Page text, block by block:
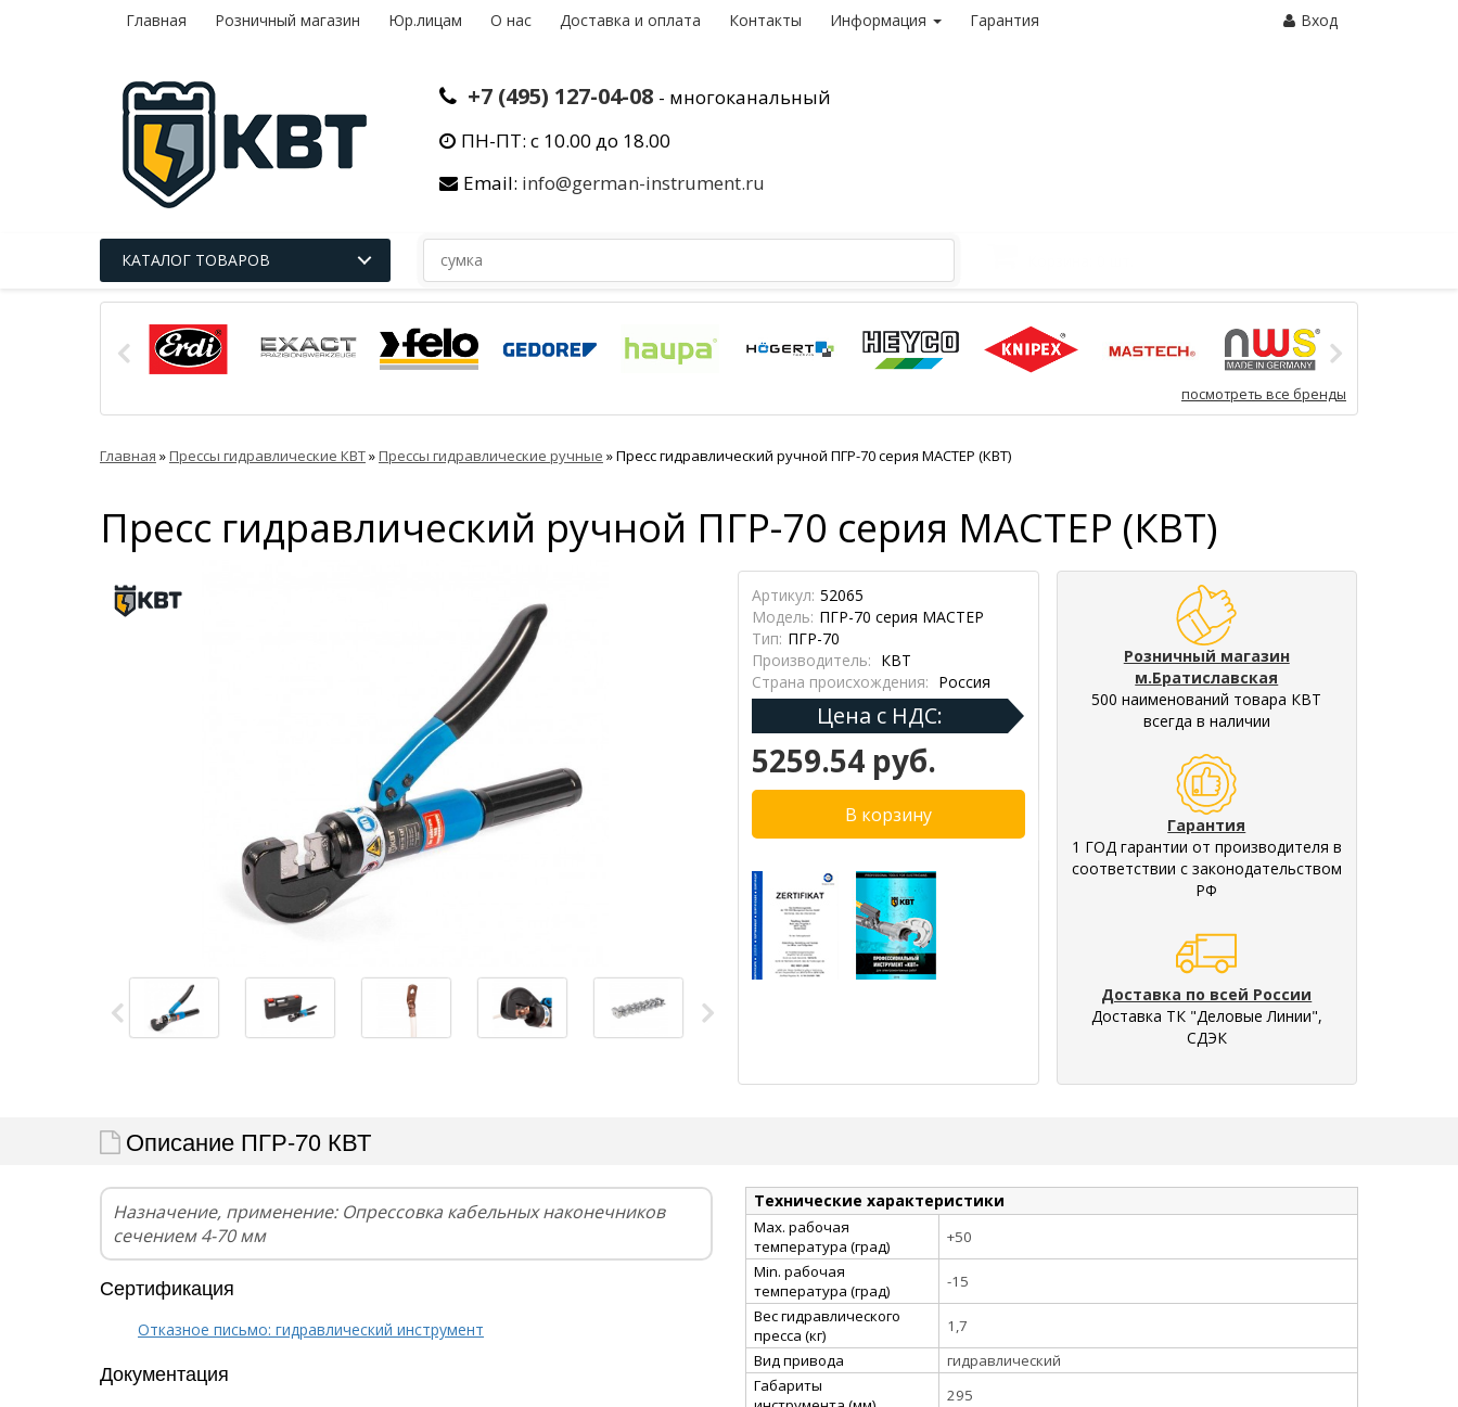
Главная Розничный магазин Юр.лицам О нас Доставка и оплата Контакты Информация Гарантия Вход
+7 (495) 127-04-08 - многоканальный
ПН-ПТ: с 10.00 до 18.00
Email: info@german-instrument.ru
КАТАЛОГ ТОВАРОВ
посмотреть все бренды
Главная »Прессы гидравлические КВТ»Прессы гидравлические ручные »Пресс гидравлический ручной ПГР-70 серия МАСТЕР (КВТ)
Пресс гидравлический ручной ПГР-70 серия МАСТЕР (КВТ)
Артикул: 52065
Модель: ПГР-70 серия МАСТЕР
Тип: ПГР-70
Производитель: КВТ
Страна происхождения: Россия
Цена с НДС:
5259.54 руб.
Розничный магазин
м.Братиславская
500 наименований товара КВТ
всегда в наличии
Гарантия
1 ГОД гарантии от производителя в
соответствии с законодательством
РФ
Доставка по всей России
Доставка ТК "Деловые Линии",
СДЭК
Описание ПГР-70 КВТ
Назначение, применение: Опрессовка кабельных наконечников
сечением 4-70 мм
Сертификация
Отказное письмо: гидравлический инструмент
Документация
Технические характеристики
Max. рабочая
температура (град)
+50
Min. рабочая
температура (град)
-15
Вес гидравлического
пресса (кг)
1,7
Вид привода
гидравлический
Габариты
295